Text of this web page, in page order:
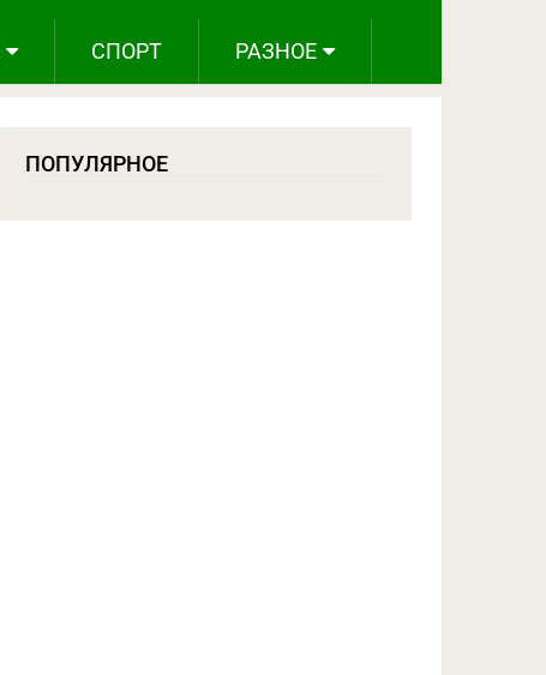
СПОРТ РАЗНОЕ
ПОПУЛЯРНОЕ